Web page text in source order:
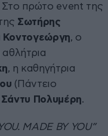
Στο πρώτο event της
Σωτήρης
Κοντογεώργη, ο
αθλήτρια
, η καθηγήτρια
(Πάντειο
Σάντυ Πολυμέρη.
MADE BY YOU”